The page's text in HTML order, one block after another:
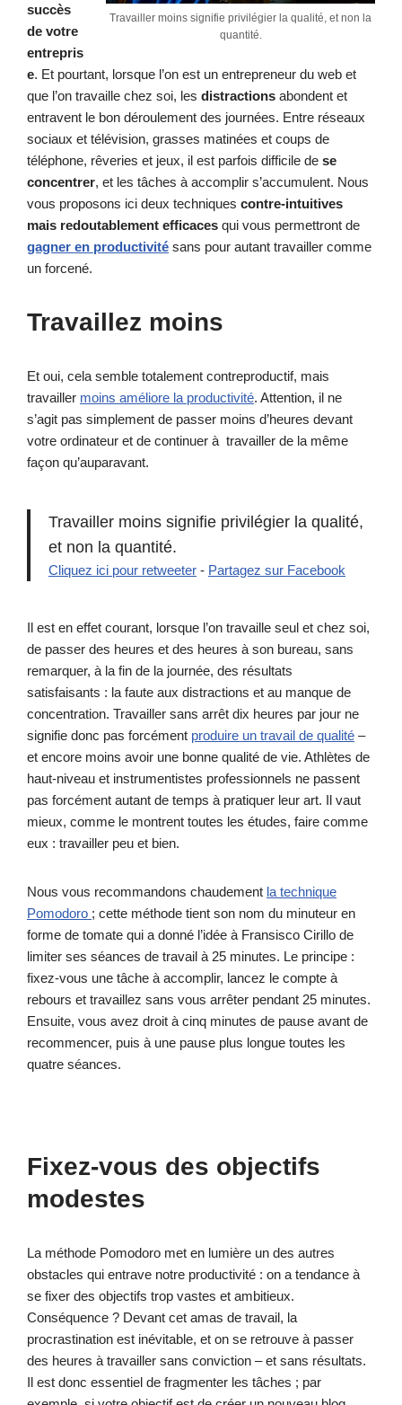
Travailler moins signifie privilégier la qualité, et non la
quantité.
succès
de votre
entrepris
e. Et pourtant, lorsque l’on est un entrepreneur du web et
que l’on travaille chez soi, les distractions abondent et
entravent le bon déroulement des journées. Entre réseaux
sociaux et télévision, grasses matinées et coups de
téléphone, rêveries et jeux, il est parfois difficile de se
concentrer, et les tâches à accomplir s’accumulent. Nous
vous proposons ici deux techniques contre-intuitives
mais redoutablement efficaces qui vous permettront de
gagner en productivité sans pour autant travailler comme
un forcené.
Travaillez moins
Et oui, cela semble totalement contreproductif, mais
travailler moins améliore la productivité. Attention, il ne
s’agit pas simplement de passer moins d’heures devant
votre ordinateur et de continuer à travailler de la même
façon qu’auparavant.
Travailler moins signifie privilégier la qualité,
et non la quantité.
Cliquez ici pour retweeter - Partagez sur Facebook
Il est en effet courant, lorsque l’on travaille seul et chez soi,
de passer des heures et des heures à son bureau, sans
remarquer, à la fin de la journée, des résultats
satisfaisants : la faute aux distractions et au manque de
concentration. Travailler sans arrêt dix heures par jour ne
signifie donc pas forcément produire un travail de qualité –
et encore moins avoir une bonne qualité de vie. Athlètes de
haut-niveau et instrumentistes professionnels ne passent
pas forcément autant de temps à pratiquer leur art. Il vaut
mieux, comme le montrent toutes les études, faire comme
eux : travailler peu et bien.
Nous vous recommandons chaudement la technique
Pomodoro ; cette méthode tient son nom du minuteur en
forme de tomate qui a donné l’idée à Fransisco Cirillo de
limiter ses séances de travail à 25 minutes. Le principe :
fixez-vous une tâche à accomplir, lancez le compte à
rebours et travaillez sans vous arrêter pendant 25 minutes.
Ensuite, vous avez droit à cinq minutes de pause avant de
recommencer, puis à une pause plus longue toutes les
quatre séances.
Fixez-vous des objectifs
modestes
La méthode Pomodoro met en lumière un des autres
obstacles qui entrave notre productivité : on a tendance à
se fixer des objectifs trop vastes et ambitieux.
Conséquence ? Devant cet amas de travail, la
procrastination est inévitable, et on se retrouve à passer
des heures à travailler sans conviction – et sans résultats.
Il est donc essentiel de fragmenter les tâches ; par